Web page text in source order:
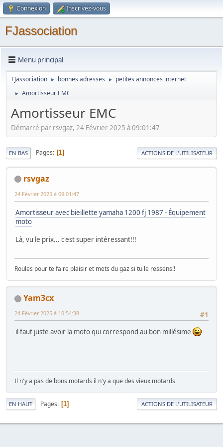
Connexion Inscrivez-vous
FJassociation
Menu principal
FJassociation ► bonnes adresses ► petites annonces internet
► Amortisseur EMC
Amortisseur EMC
Démarré par rsvgaz, 24 Février 2025 à 09:01:47
EN BAS Pages 1 ACTIONS DE L'UTILISATEUR
rsvgaz
24 Février 2025 à 09:01:47
Amortisseur avec bieillette yamaha 1200 fj 1987 - Équipement
moto
Là, vu le prix... c'est super intéressant!!!
Roules pour te faire plaisir et mets du gaz si tu le ressens!!
Yam3cx
#1
24 Février 2025 à 10:54:38
il faut juste avoir la moto qui correspond au bon millésime
Il n'y a pas de bons motards il n'y a que des vieux motards
EN HAUT Pages 1 ACTIONS DE L'UTILISATEUR